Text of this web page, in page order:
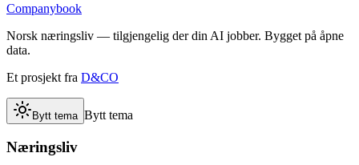
Companybook
Norsk næringsliv — tilgjengelig der din AI jobber. Bygget på åpne
data.
Et prosjekt fra D&CO
Bytt tema Bytt tema
Næringsliv